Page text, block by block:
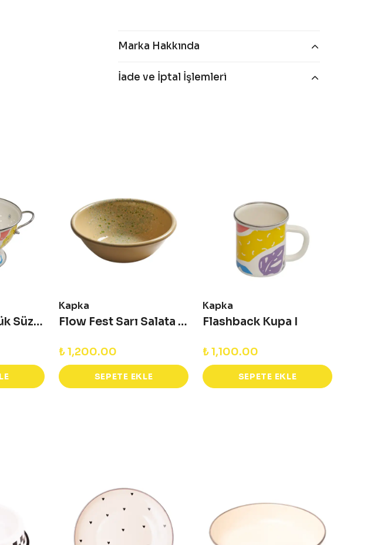
Marka Hakkında
İade ve İptal İşlemleri
Flashback Küçük Süzgeç
Kapka
Flow Fest Sarı Salata Kasesi
₺ 1,200.00
SEPETE EKLE
Kapka
Flashback Kupa I
₺ 1,100.00
SEPETE EKLE